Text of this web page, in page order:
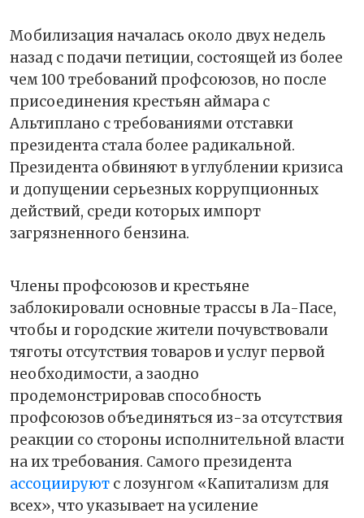
Мобилизация началась около двух недель
назад с подачи петиции, состоящей из более
чем 100 требований профсоюзов, но после
присоединения крестьян аймара с
Альтиплано с требованиями отставки
президента стала более радикальной.
Президента обвиняют в углублении кризиса
и допущении серьезных коррупционных
действий, среди которых импорт
загрязненного бензина.
Члены профсоюзов и крестьяне
заблокировали основные трассы в Ла-Пасе,
чтобы и городские жители почувствовали
тяготы отсутствия товаров и услуг первой
необходимости, а заодно
продемонстрировав способность
профсоюзов объединяться из-за отсутствия
реакции со стороны исполнительной власти
на их требования. Самого президента
ассоциируют с лозунгом «Капитализм для
всех», что указывает на усиление